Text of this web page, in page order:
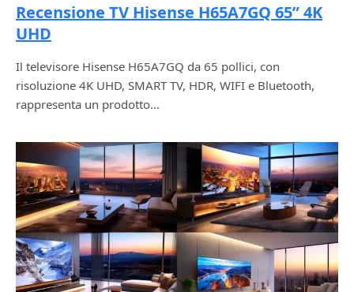
Recensione TV Hisense H65A7GQ 65” 4K
UHD
Il televisore Hisense H65A7GQ da 65 pollici, con
risoluzione 4K UHD, SMART TV, HDR, WIFI e Bluetooth,
rappresenta un prodotto…